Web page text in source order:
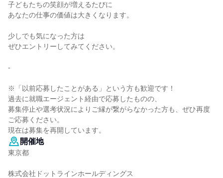
子どもたちの笑顔が増えるたびに
あなたの仕事の価値は大きくなります。
少しでも気になった方は
ぜひエントリーしてみてください。
-
※「以前応募したことがある」という方も歓迎です！
過去に就職エージェント経由で応募したものの、
募集停止や選考状況によりご縁が繋がらなかった方も、ぜひ再度
ご応募ください。
現在は募集を再開しています。
開催地
東京都
株式会社ドットラインホールディングス